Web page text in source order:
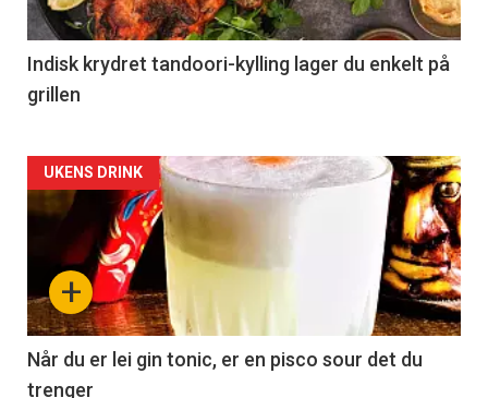
Indisk krydret tandoori-kylling lager du enkelt på
grillen
Forsiden
akkurat
nå
-
2
+
UKENS DRINK
Når du er lei gin tonic, er en pisco sour det du
trenger